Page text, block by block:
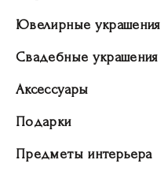
Ювелирные украшения
Свадебные украшения
Аксессуары
Подарки
Предметы интерьера